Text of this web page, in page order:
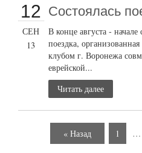
12
СЕН
13
Состоялась
В конце августа - начале
поездка,
клубом г. Воронежа
еврейской...
Читать далее
« Назад 1 …